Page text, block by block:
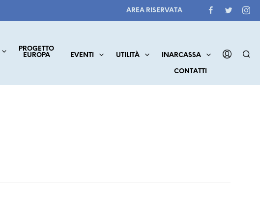
AREA RISERVATA
PROGETTO
EUROPA
EVENTI UTILITÀ INARCASSA
CONTATTI